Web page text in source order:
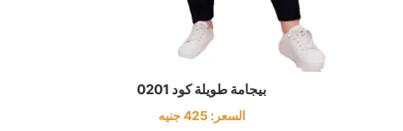
بيجامة طويلة كود 0201
السعر:425 جنيه